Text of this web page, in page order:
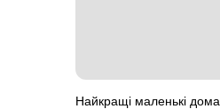
Найкращі маленькі